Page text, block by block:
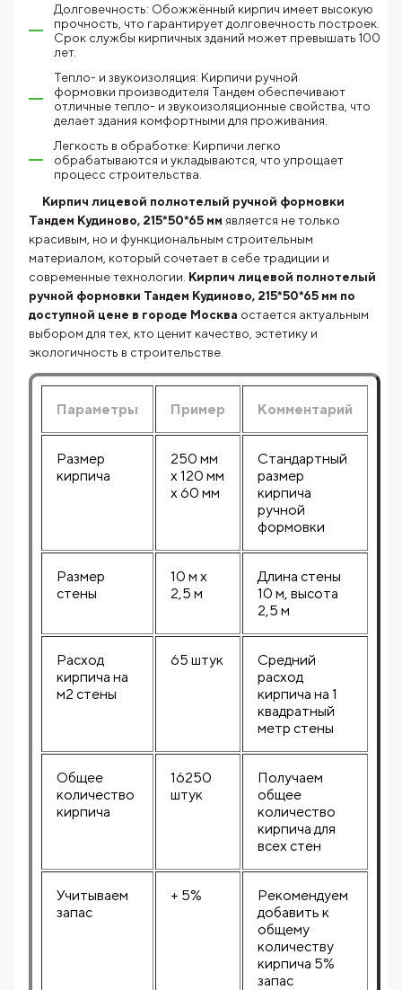
Долговечность: Обожжённый кирпич имеет высокую
прочность, что гарантирует долговечность построек.
Срок службы кирпичных зданий может превышать 100
лет.
Тепло- и звукоизоляция: Кирпичи ручной
формовки производителя Тандем обеспечивают
отличные тепло- и звукоизоляционные свойства, что
делает здания комфортными для проживания.
Легкость в обработке: Кирпичи легко
обрабатываются и укладываются, что упрощает
процесс строительства.
Кирпич лицевой полнотелый ручной формовки
Тандем Кудиново, 215*50*65 мм является не только
красивым, но и функциональным строительным
материалом, который сочетает в себе традиции и
современные технологии. Кирпич лицевой полнотелый
ручной формовки Тандем Кудиново, 215*50*65 мм по
доступной цене в городе Москва остается актуальным
выбором для тех, кто ценит качество, эстетику и
экологичность в строительстве.
Параметры Пример Комментарий
Размер
кирпича
250 мм
х 120 мм
х 60 мм
Стандартный
размер
кирпича
ручной
формовки
Размер
стены
10 м х
2,5 м
Длина стены
10 м, высота
2,5 м
Расход
кирпича на
м2 стены
65 штук
Средний
расход
кирпича на 1
квадратный
метр стены
Общее
количество
кирпича
16250
штук
Получаем
общее
количество
кирпича для
всех стен
Учитываем
запас
+ 5%
Рекомендуем
добавить к
общему
количеству
кирпича 5%
запас